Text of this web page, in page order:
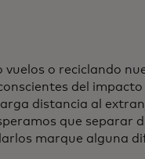
vuelos o reciclando
del
distancia al
que separar
marque alguna